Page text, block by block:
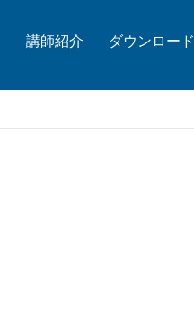
講師紹介 ダウンロード